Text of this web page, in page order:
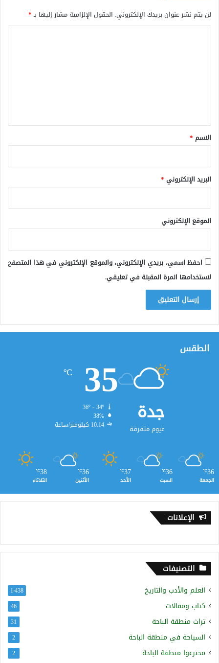
لن يتم نشر عنوان بريدك الإلكتروني. الحقول الإلزامية مشار إليها بـ*
*
الاسم *
البريد الإلكتروني *
الموقع الإلكتروني
احفظ اسمي، بريدي الإلكتروني، والموقع الإلكتروني في هذا المتصفح
لاستخدامها المرة المقبلة في تعليقي.
الطقس
جدة
غيوم متفرقة
35
℃
36º - 34º
38%
10.14 كيلومتر/ساعة
36
℃
الجمعة
36
℃
السبت
37
℃
الأحد
36
℃
الأثنين
38
℃
الثلاثاء
الإعلانات
التصنيفات
العلم والأدب والتاريخ 1٬438
كتاب ومقالات 46
تراث منطقة الباحة 31
السياحة في منطقة الباحة 2
مخترعوا منطقة الباحة 2